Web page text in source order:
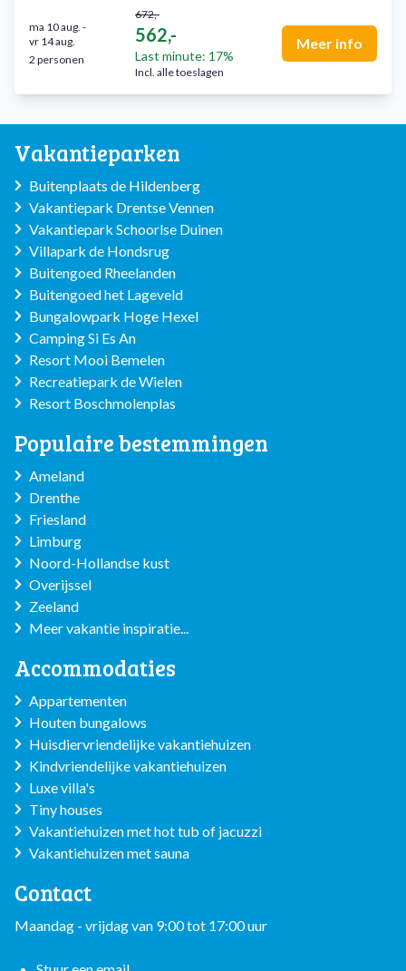
672,-
562,-
Last minute: 17%
Incl. alle toeslagen
ma 10 aug. -
vr 14 aug.
2 personen
Meer info
Vakantieparken
Buitenplaats de Hildenberg
Vakantiepark Drentse Vennen
Vakantiepark Schoorlse Duinen
Villapark de Hondsrug
Buitengoed Rheelanden
Buitengoed het Lageveld
Bungalowpark Hoge Hexel
Camping Si Es An
Resort Mooi Bemelen
Recreatiepark de Wielen
Resort Boschmolenplas
Populaire bestemmingen
Ameland
Drenthe
Friesland
Limburg
Noord-Hollandse kust
Overijssel
Zeeland
Meer vakantie inspiratie...
Accommodaties
Appartementen
Houten bungalows
Huisdiervriendelijke vakantiehuizen
Kindvriendelijke vakantiehuizen
Luxe villa's
Tiny houses
Vakantiehuizen met hot tub of jacuzzi
Vakantiehuizen met sauna
Contact
Maandag - vrijdag van 9:00 tot 17:00 uur